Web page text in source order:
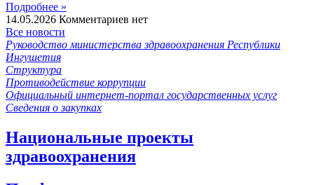
Подробнее »
14.05.2026 Комментариев нет
Все новости
Руководство министерства здравоохранения Республики
Ингушетия
Структура
Противодействие коррупции
Официальный интернет-портал государственных услуг
Сведения о закупках
Национальные проекты
здравоохранения